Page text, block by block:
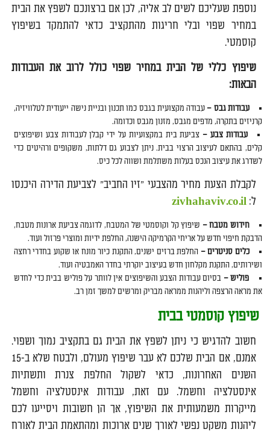
נוספת שעליכם לשים לב אליה, לכן אם ברצונכם לשפץ את הבית
במחיר שפוי ובלי חריגות מהתקציב כדאי להתמקד בשיפוץ
קוסמטי.
שיפוץ כללי של הבית במחיר שפוי כולל לרוב את העבודות
הבאות:
עבודות גבס – עבודה מקצועית בגבס כמו תכנון ובניית נישה ייעודית לטלוויזיה,
קרניזים בתקרה, מדפים מגבס, מזנון מגבס וכדומה.
עבודות צבע – צביעת בית במקצועיות על ידי קבלן לעבודות צבע ושיפוצים
קלים, בהתאם לעיצוב הרצוי בבית. ניתן לצבוע גם דלתות, משקופים ורהיטים כדי
לשדרג את עיצוב הנכס בעלות משתלמת ושווה לכל כיס.
לקבלת הצעת מחיר מהצבעי "זיו החביב" לצביעת הדירה היכנסו
ל:zivhahaviv.co.il
חידוש מטבח – שיפוץ קל וקוסמטי של המטבח, לדוגמה צביעת ארונות מטבח,
הדבקת חיפוי חדש על אריחי הקרמיקה הישנה, החלפת ידיות ומוצרי פרזול ועוד.
כלים סניטרים – החלפת ברזים ישנים, התקנת כיור מונח או שקוע בחדרי רחצה
ושירותים, התקנת מקלחון חדש בעיצוב יוקרתי בחדר האמבטיה ועוד.
פוליש – בסיום עבודות הצבע והשיפוצים אין לוותר על פוליש בבית כדי לחדש
את מראה הרצפה וליהנות ממראה מבריק ומרשים למשך זמן רב.
שיפוץ קוסמטי בבית
חשוב להדגיש כי ניתן לשפץ את הבית גם בתקציב נמוך ושפוי.
אמנם, אם הבית שלכם לא עבר שיפוץ מעולם, ולבטח שלא ב-15
השנים האחרונות, כדאי לשקול החלפת צנרת ותשתיות
אינסטלציה וחשמל. עם זאת, עבודות אינסטלציה וחשמל
מייקרות משמעותית את השיפוץ, אך הן חשובות ויסייעו לכם
ליהנות משקט נפשי לאורך שנים ארוכות ומהתאמת הבית לאורח